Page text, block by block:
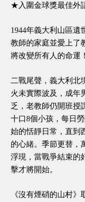
★入圍金球獎最佳外
1944年義大利山區遺
教師的家庭並愛上了
將改變所有人的命運！
二戰尾聲，義大利北
火未實際波及，成年
乏，老教師仍開班授
十口8個小孩，每日
始的恬靜日常，直到
的心緒。季節更替，
浮現，當戰爭結束的
擊才將開始。
《沒有煙硝的山村